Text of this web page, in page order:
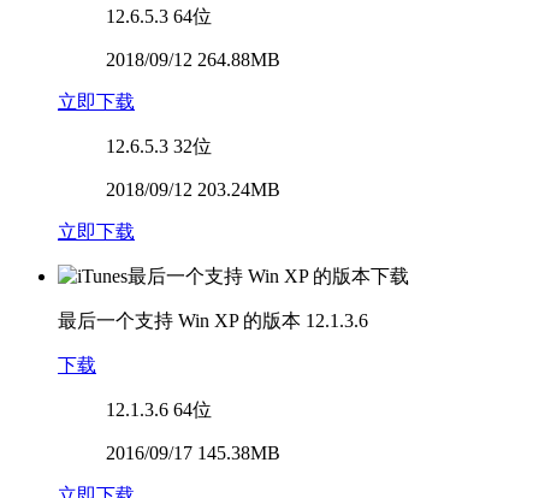
12.6.5.3 64位
2018/09/12 264.88MB
立即下载
12.6.5.3 32位
2018/09/12 203.24MB
立即下载
最后一个支持 Win XP 的版本 12.1.3.6
下载
12.1.3.6 64位
2016/09/17 145.38MB